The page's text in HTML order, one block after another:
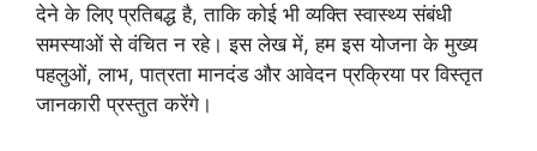
देने के लिए प्रतिबद्ध है, ताकि कोई भी व्यक्ति स्वास्थ्य संबंधी
समस्याओं से वंचित न रहे। इस लेख में, हम इस योजना के मुख्य
पहलुओं, लाभ, पात्रता मानदंड और आवेदन प्रक्रिया पर विस्तृत
जानकारी प्रस्तुत करेंगे।